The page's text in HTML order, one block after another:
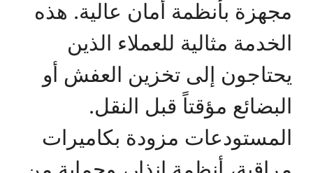
مجهزة بأنظمة أمان عالية. هذه
الخدمة مثالية للعملاء الذين
يحتاجون إلى تخزين العفش أو
البضائع مؤقتاً قبل النقل.
المستودعات مزودة بكاميرات